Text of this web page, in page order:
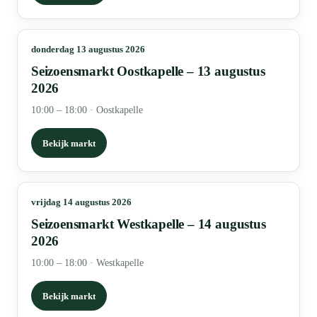
donderdag 13 augustus 2026
Seizoensmarkt Oostkapelle – 13 augustus
2026
10:00 – 18:00 · Oostkapelle
Bekijk markt
vrijdag 14 augustus 2026
Seizoensmarkt Westkapelle – 14 augustus
2026
10:00 – 18:00 · Westkapelle
Bekijk markt